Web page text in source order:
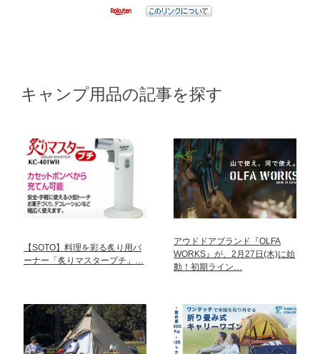
キャンプ用品の記事を探す
【SOTO】料理を彩る炙り用バ
ーナー「炙りマスタープチ」…
アウドドアブランド『OLFA
WORKS』が、2月27日(木)に始
動！初期ライン…